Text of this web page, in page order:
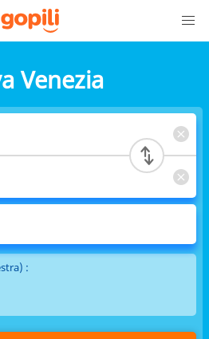
Venezia
: